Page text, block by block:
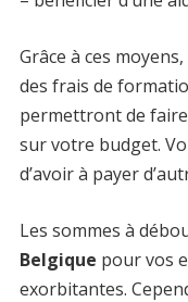
Grâce à ces
des frais de
permettront de
sur votre budget.
d’avoir à payer
Les sommes à
Belgique pour vos
exorbitantes.